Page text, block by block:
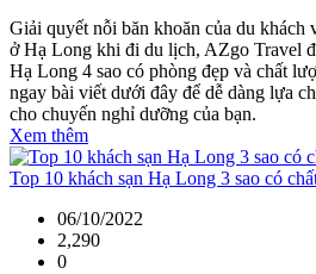
Giải quyết nỗi băn khoăn của du khách
ở Hạ Long khi đi du lịch, AZgo Travel
Hạ Long 4 sao có phòng đẹp và chất
ngay bài viết dưới đây để dễ dàng lựa
cho chuyến nghỉ dưỡng của bạn.
Xem thêm
Top 10 khách sạn Hạ Long 3 sao có
06/10/2022
2,290
0